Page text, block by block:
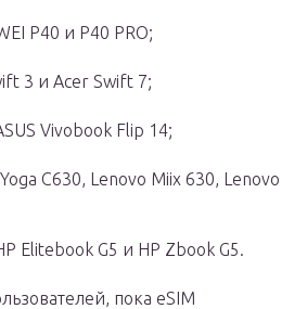
P40 и P40 PRO;
3 и Acer Swift 7;
Vivobook Flip 14;
C630, Lenovo Miix 630, Lenovo
Elitebook G5 и HP Zbook G5.
пока eSIM